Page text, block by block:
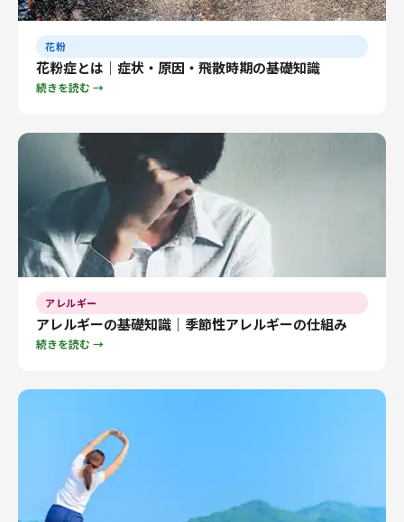
花粉
花粉症とは｜症状・原因・飛散時期の基礎知識
続きを読む →
アレルギー
アレルギーの基礎知識｜季節性アレルギーの仕組み
続きを読む →